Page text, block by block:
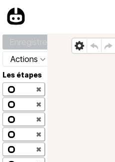
Actions
Les étapes
✖
✖
✖
✖
✖